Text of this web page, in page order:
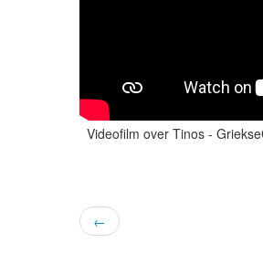
Videofilm over Tinos -
←